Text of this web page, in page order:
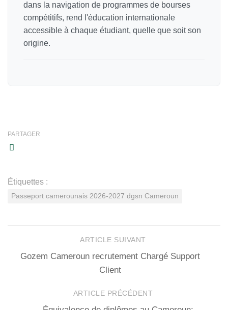
dans la navigation de programmes de bourses
compétitifs, rend l'éducation internationale
accessible à chaque étudiant, quelle que soit son
origine.
PARTAGER
Étiquettes :
Passeport camerounais 2026-2027 dgsn Cameroun
ARTICLE SUIVANT
Gozem Cameroun recrutement Chargé Support
Client
ARTICLE PRÉCÉDENT